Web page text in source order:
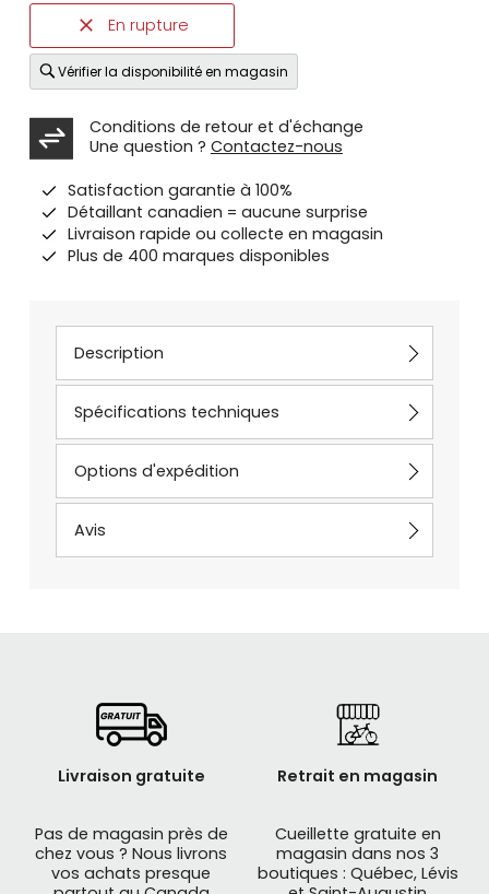
En rupture
Vérifier la disponibilité en magasin
Conditions de retour et d'échange
Une question ? Contactez-nous
Satisfaction garantie à 100%
Détaillant canadien = aucune surprise
Livraison rapide ou collecte en magasin
Plus de 400 marques disponibles
Description
Spécifications techniques
Options d'expédition
Avis
Livraison gratuite
Pas de magasin près de
chez vous ? Nous livrons
vos achats presque
Retrait en magasin
Cueillette gratuite en
magasin dans nos 3
boutiques : Québec, Lévis